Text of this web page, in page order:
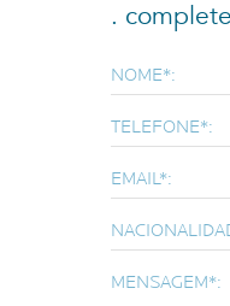
.
NOME*:
TELEFONE*:
EMAIL*:
MENSAGEM*: